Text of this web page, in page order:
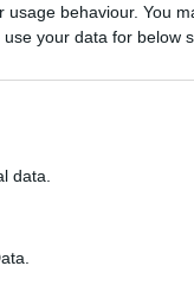
behaviour. You
your data for below
data.